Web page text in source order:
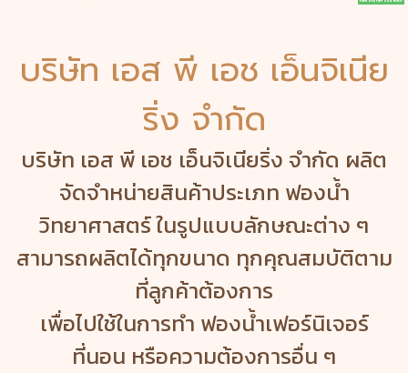
บริษัท เอส พี เอช เอ็นจิเนีย
ริ่ง จำกัด
บริษัท เอส พี เอช เอ็นจิเนียริ่ง จำกัด ผลิต
จัดจำหน่ายสินค้าประเภท ฟองน้ำ
วิทยาศาสตร์ ในรูปแบบลักษณะต่าง ๆ
สามารถผลิตได้ทุกขนาด ทุกคุณสมบัติตาม
ที่ลูกค้าต้องการ
เพื่อไปใช้ในการทำ ฟองน้ำเฟอร์นิเจอร์
ที่นอน หรือความต้องการอื่น ๆ